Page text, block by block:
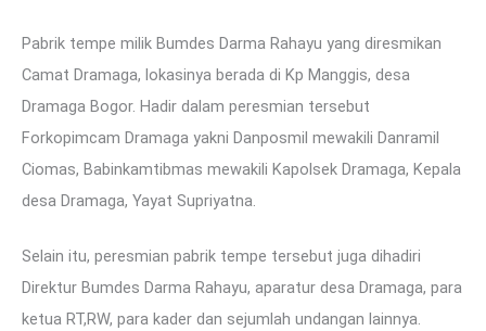
Pabrik tempe milik Bumdes Darma Rahayu yang diresmikan
Camat Dramaga, lokasinya berada di Kp Manggis, desa
Dramaga Bogor. Hadir dalam peresmian tersebut
Forkopimcam Dramaga yakni Danposmil mewakili Danramil
Ciomas, Babinkamtibmas mewakili Kapolsek Dramaga, Kepala
desa Dramaga, Yayat Supriyatna.
Selain itu, peresmian pabrik tempe tersebut juga dihadiri
Direktur Bumdes Darma Rahayu, aparatur desa Dramaga, para
ketua RT,RW, para kader dan sejumlah undangan lainnya.